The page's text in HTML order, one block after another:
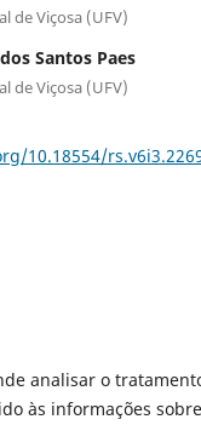
de Viçosa (UFV)
Santos Paes
de Viçosa (UFV)
10.18554/
analisar o
às informações